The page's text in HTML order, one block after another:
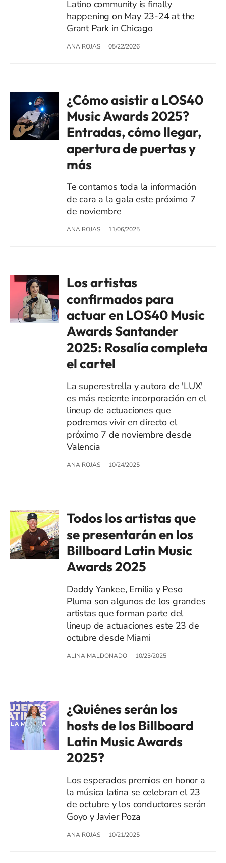
Latino community is finally
happening on May 23-24 at the
Grant Park in Chicago
ANA ROJAS 05/22/2026
¿Cómo asistir a LOS40
Music Awards 2025?
Entradas, cómo llegar,
apertura de puertas y
más
Te contamos toda la información
de cara a la gala este próximo 7
de noviembre
ANA ROJAS 11/06/2025
Los artistas
confirmados para
actuar en LOS40 Music
Awards Santander
2025: Rosalía completa
el cartel
La superestrella y autora de 'LUX'
es más reciente incorporación en el
lineup de actuaciones que
podremos vivir en directo el
próximo 7 de noviembre desde
Valencia
ANA ROJAS 10/24/2025
Todos los artistas que
se presentarán en los
Billboard Latin Music
Awards 2025
Daddy Yankee, Emilia y Peso
Pluma son algunos de los grandes
artistas que forman parte del
lineup de actuaciones este 23 de
octubre desde Miami
ALINA MALDONADO 10/23/2025
¿Quiénes serán los
hosts de los Billboard
Latin Music Awards
2025?
Los esperados premios en honor a
la música latina se celebran el 23
de octubre y los conductores serán
Goyo y Javier Poza
ANA ROJAS 10/21/2025